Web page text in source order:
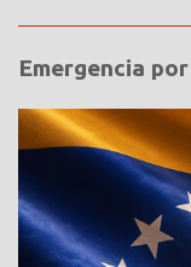
Emergencia